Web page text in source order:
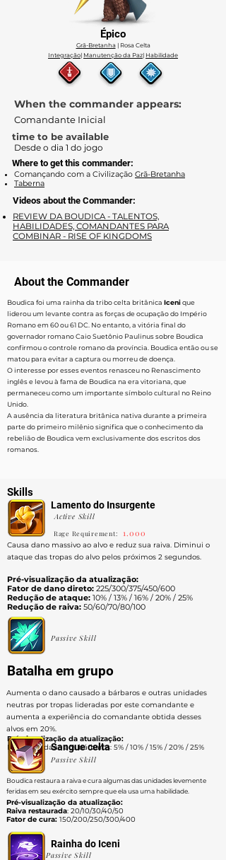
Épico
Grã-Bretanha| Rosa Celta
Integração| Manutenção da Paz| Habilidade
When the commander appears:
Comandante Inicial
time to be available
Desde o dia 1 do jogo
Where to get this commander:
Comançando com a Civilização Grã-Bretanha
Taberna
Videos about the Commander:
REVIEW DA BOUDICA - TALENTOS,
HABILIDADES, COMANDANTES PARA
COMBINAR - RISE OF KINGDOMS
About the Commander
Boudica foi uma rainha da tribo celta britânica Icenique
liderou um levante contra as forças de ocupação do Império
Romano em 60 ou 61 DC. No entanto, a vitória final do
governador romano Caio Suetônio Paulinus sobre Boudica
confirmou o controle romano da província. Boudica então ou se
matou para evitar a captura ou morreu de doença.
O interesse por esses eventos renasceu no Renascimento
inglês e levou à fama de Boudica na era vitoriana, que
permaneceu como um importante símbolo cultural no Reino
Unido.
A ausência da literatura britânica nativa durante a primeira
parte do primeiro milênio significa que o conhecimento da
rebelião de Boudica vem exclusivamente dos escritos dos
romanos.
Skills
Lamento do Insurgente
Active Skill
Rage Requirement: 1.000
Causa dano massivo ao alvo e reduz sua raiva. Diminui o
ataque das tropas do alvo pelos próximos 2 segundos.
Pré-visualização da atualização:
Fator de dano direto: 225/300/375/450/600
Redução de ataque: 10% / 13% / 16% / 20% / 25%
Redução de raiva: 50/60/70/80/100
Passive Skill
Batalha em grupo
Aumenta o dano causado a bárbaros e outras unidades
neutras por tropas lideradas por este comandante e
aumenta a experiência do comandante obtida desses
alvos em 20%.
Pré-visualização da atualização:
Bônus de dano aos bárbaros: 5% / 10% / 15% / 20% / 25%
Sangue celta
Passive Skill
Boudica restaura a raiva e cura algumas das unidades levemente
feridas em seu exército sempre que ela usa uma habilidade.
Pré-visualização da atualização:
Raiva restaurada: 20/10/30/40/50
Fator de cura: 150/200/250/300/400
Rainha do Iceni
Passive Skill